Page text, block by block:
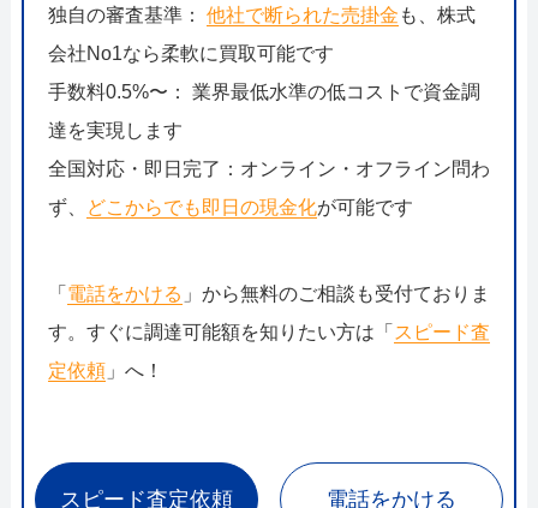
独自の審査基準： 他社で断られた売掛金 も、株式
会社No1なら柔軟に買取可能です
手数料0.5%〜： 業界最低水準の低コストで資金調
達を実現します
全国対応・即日完了：オンライン・オフライン問わ
ず、
どこからでも即日の現金化が可能です
「 電話をかける 」から無料のご相談も受付ておりま
す。すぐに調達可能額を知りたい方は「 スピード査
定依頼」へ！
スピード査定依頼 電話をかける